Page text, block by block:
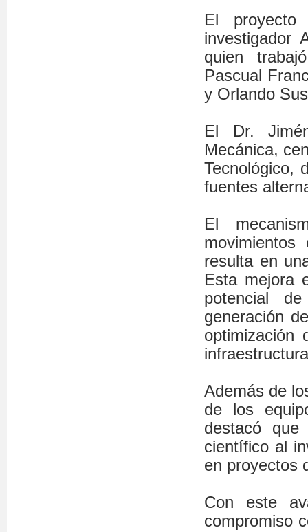
El
investigador
quien
Pascual
y Orlando
El Dr.
Mecánica,
Tecnológico,
fuentes
El
resulta en
Esta mejora
potencial
generación
Además de
de los
destacó
científico al
en proyectos
Con este
compromiso